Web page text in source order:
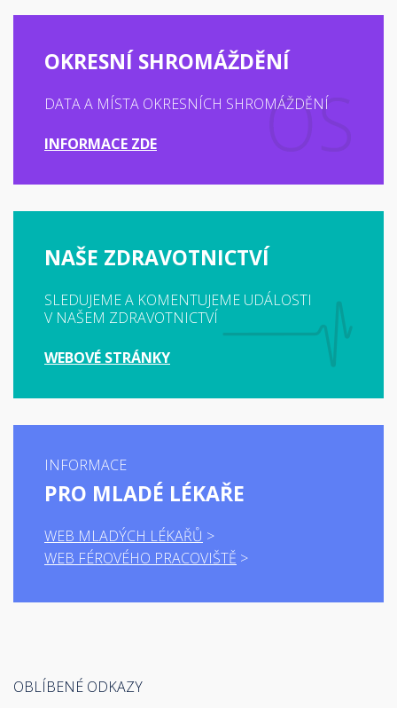
OKRESNÍ SHROMÁŽDĚNÍ
DATA A MÍSTA OKRESNÍCH SHROMÁŽDĚNÍ
INFORMACE ZDE
NAŠE ZDRAVOTNICTVÍ
SLEDUJEME A KOMENTUJEME UDÁLOSTI
V NAŠEM ZDRAVOTNICTVÍ
WEBOVÉ STRÁNKY
INFORMACE
PRO MLADÉ LÉKAŘE
WEB MLADÝCH LÉKAŘŮ
WEB FÉROVÉHO PRACOVIŠTĚ
OBLÍBENÉ ODKAZY